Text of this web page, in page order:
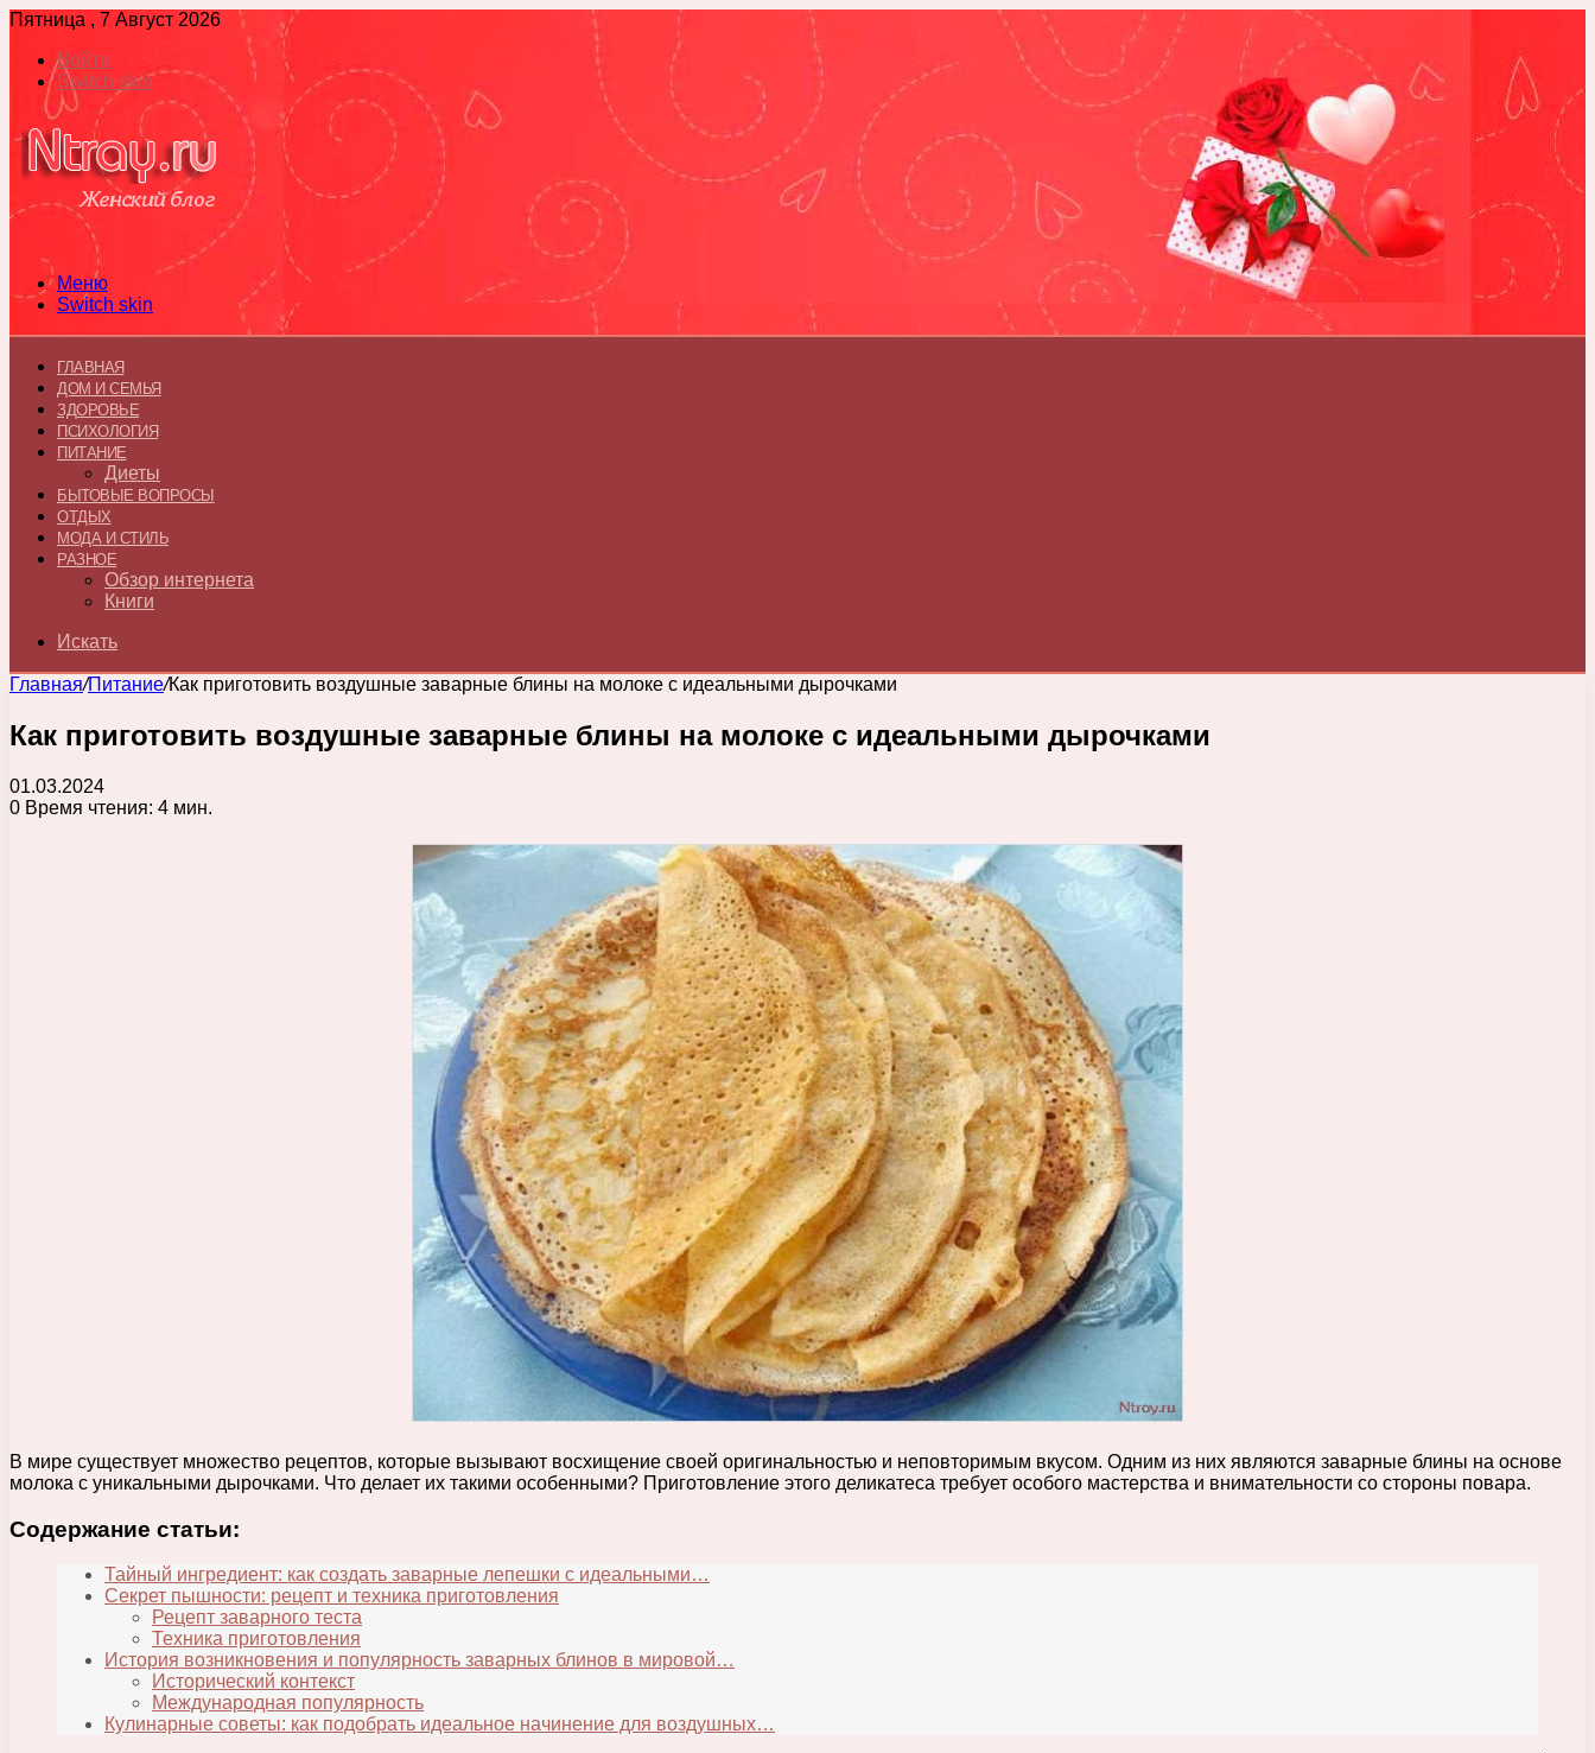
Пятница , 7 Август 2026
Войти
Switch skin
Меню
Switch skin
ГЛАВНАЯ
ДОМ И СЕМЬЯ
ЗДОРОВЬЕ
ПСИХОЛОГИЯ
ПИТАНИЕ
Диеты
БЫТОВЫЕ ВОПРОСЫ
ОТДЫХ
МОДА И СТИЛЬ
РАЗНОЕ
Обзор интернета
Книги
Искать
Главная/Питание/Как приготовить воздушные заварные блины на молоке с идеальными дырочками
Как приготовить воздушные заварные блины на молоке с идеальными дырочками
01.03.2024
0 Время чтения: 4 мин.
В мире существует множество рецептов, которые вызывают восхищение своей оригинальностью и неповторимым вкусом. Одним из них являются заварные блины на основе
молока с уникальными дырочками. Что делает их такими особенными? Приготовление этого деликатеса требует особого мастерства и внимательности со стороны повара.
Содержание статьи:
Тайный ингредиент: как создать заварные лепешки с идеальными…
Секрет пышности: рецепт и техника приготовления
Рецепт заварного теста
Техника приготовления
История возникновения и популярность заварных блинов в мировой…
Исторический контекст
Международная популярность
Кулинарные советы: как подобрать идеальное начинение для воздушных…